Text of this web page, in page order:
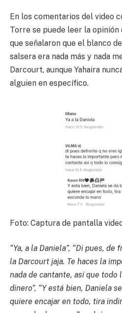
En los comentarios del video
Torre se puede leer la
que señalaron que el blanco
salsera era nada más y nada
Darcourt, aunque Yahaira
alguien en específico.
Foto: Captura de pantalla
“Ya, a la Daniela”, “Di pues,
la Darcourt jaja. Te haces la
nada de cantante, así que todo
dinero”, “Y está bien, Daniela
quiere encajar en todo, tira